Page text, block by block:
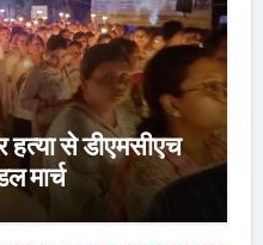
से डीएमसीएच
मार्च